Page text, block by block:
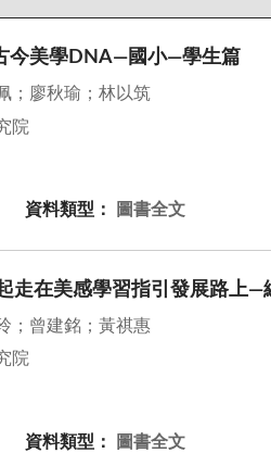
今美學DNA—國小—學生篇
；廖秋瑜；林以筑
院
資料類型： 圖書全文
走在美感學習指引發展路上—
；曾建銘；黃祺惠
院
資料類型： 圖書全文